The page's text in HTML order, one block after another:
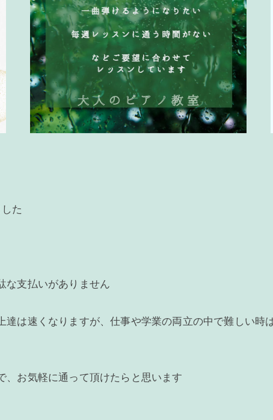
た
な支払いがありません
は速くなりますが、仕事や学業の両立の中で難しい時
、お気軽に通って頂けたらと思います